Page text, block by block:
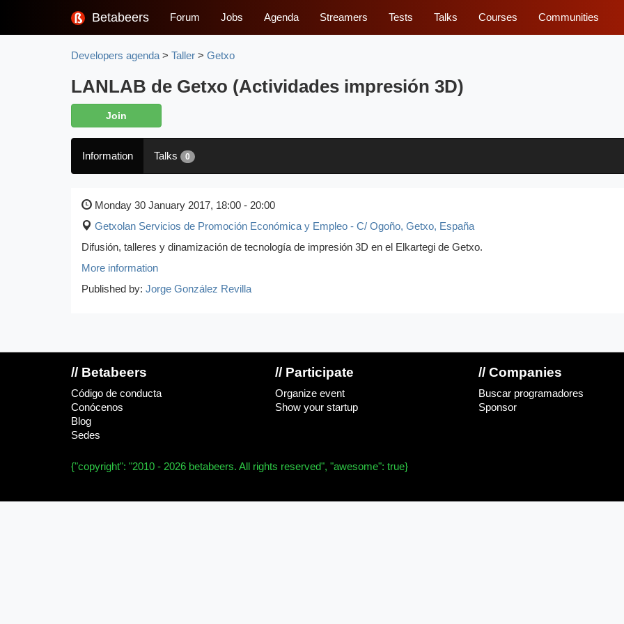
Betabeers Forum Jobs Agenda Streamers Tests Talks Courses Communities
Developers agenda > Taller > Getxo
LANLAB de Getxo (Actividades impresión 3D)
Join
Information Talks 0
Monday 30 January 2017, 18:00 - 20:00
Getxolan Servicios de Promoción Económica y Empleo - C/ Ogoño, Getxo, España
Difusión, talleres y dinamización de tecnología de impresión 3D en el Elkartegi de Getxo.
More information
Published by: Jorge González Revilla
// Betabeers
Código de conducta
Conócenos
Blog
Sedes
// Participate
Organize event
Show your startup
// Companies
Buscar programadores
Sponsor
{"copyright": "2010 - 2026 betabeers. All rights reserved", "awesome": true}